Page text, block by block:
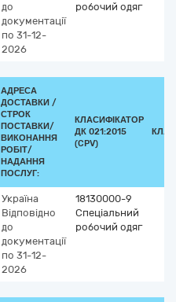
до
документації
по 31-12-
2026
робочий одяг
АДРЕСА
ДОСТАВКИ /
СТРОК
ПОСТАВКИ/
ВИКОНАННЯ
РОБІТ/
НАДАННЯ
ПОСЛУГ:
КЛАСИФІКАТОР
ДК 021:2015
(CPV)
Україна
Відповідно
до
документації
по 31-12-
2026
18130000-9
Спеціальний
робочий одяг